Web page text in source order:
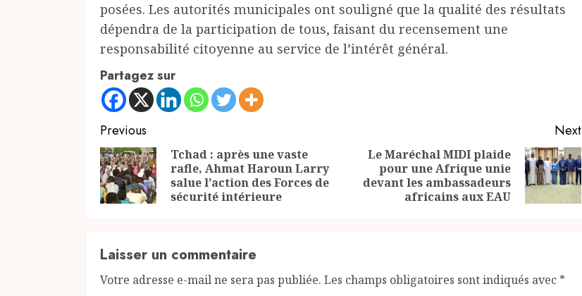
posées. Les autorités municipales ont souligné que la qualité des résultats
dépendra de la participation de tous, faisant du recensement une
responsabilité citoyenne au service de l’intérêt général.
Partagez sur
Continue
Reading
Previous
Previous
post:
Tchad : après une vaste
rafle, Ahmat Haroun Larry
salue l’action des Forces de
sécurité intérieure
Next
post:
Le Maréchal MIDI plaide
pour une Afrique unie
devant les ambassadeurs
africains aux EAU
Laisser un commentaire
Votre adresse e-mail ne sera pas publiée. Les champs obligatoires sont indiqués avec *